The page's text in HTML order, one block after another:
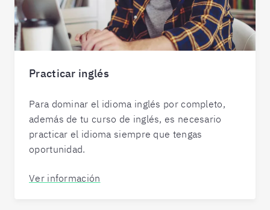
Practicar inglés
Para dominar el idioma inglés por completo,
además de tu curso de inglés, es necesario
practicar el idioma siempre que tengas
oportunidad.
Ver información